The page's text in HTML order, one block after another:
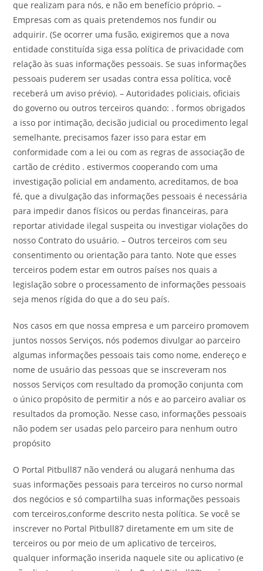
que realizam para nós, e não em benefício próprio. –
Empresas com as quais pretendemos nos fundir ou
adquirir. (Se ocorrer uma fusão, exigiremos que a nova
entidade constituída siga essa política de privacidade com
relação às suas informações pessoais. Se suas informações
pessoais puderem ser usadas contra essa política, você
receberá um aviso prévio). – Autoridades policiais, oficiais
do governo ou outros terceiros quando: . formos obrigados
a isso por intimação, decisão judicial ou procedimento legal
semelhante, precisamos fazer isso para estar em
conformidade com a lei ou com as regras de associação de
cartão de crédito . estivermos cooperando com uma
investigação policial em andamento, acreditamos, de boa
fé, que a divulgação das informações pessoais é necessária
para impedir danos físicos ou perdas financeiras, para
reportar atividade ilegal suspeita ou investigar violações do
nosso Contrato do usuário. – Outros terceiros com seu
consentimento ou orientação para tanto. Note que esses
terceiros podem estar em outros países nos quais a
legislação sobre o processamento de informações pessoais
seja menos rígida do que a do seu país.
Nos casos em que nossa empresa e um parceiro promovem
juntos nossos Serviços, nós podemos divulgar ao parceiro
algumas informações pessoais tais como nome, endereço e
nome de usuário das pessoas que se inscreveram nos
nossos Serviços com resultado da promoção conjunta com
o único propósito de permitir a nós e ao parceiro avaliar os
resultados da promoção. Nesse caso, informações pessoais
não podem ser usadas pelo parceiro para nenhum outro
propósito
O Portal Pitbull87 não venderá ou alugará nenhuma das
suas informações pessoais para terceiros no curso normal
dos negócios e só compartilha suas informações pessoais
com terceiros,conforme descrito nesta política. Se você se
inscrever no Portal Pitbull87 diretamente em um site de
terceiros ou por meio de um aplicativo de terceiros,
qualquer informação inserida naquele site ou aplicativo (e